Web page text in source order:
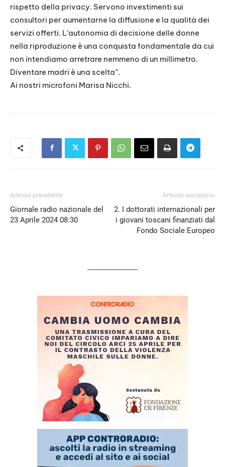
rispetto della privacy. Servono investimenti sui
consultori per aumentarne la diffusione e la qualità dei
servizi offerti. L’autonomia di decisione delle donne
nella riproduzione è una conquista fondamentale da cui
non intendiamo arretrare nemmeno di un millimetro.
Diventare madri è una scelta”.
Ai nostri microfoni Marisa Nicchi.
Articolo precedente
Giornale radio nazionale del
23 Aprile 2024 08:30
Articolo successivo
2. I dottorati internazionali per
i giovani toscani finanziati dal
Fondo Sociale Europeo